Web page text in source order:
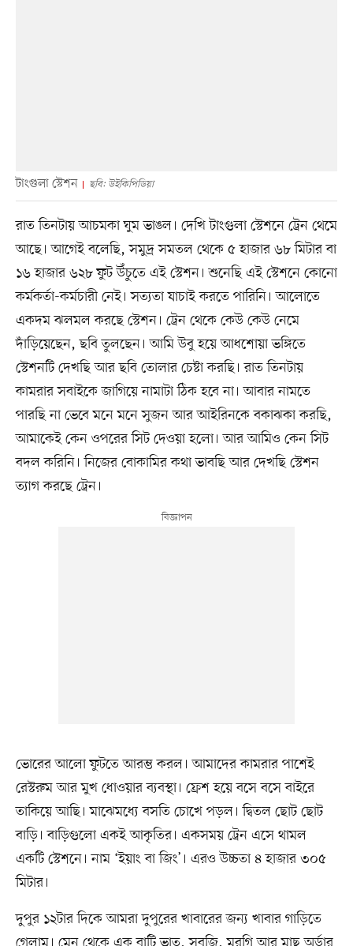
টাংগুলা স্টেশন ছবি: উইকিপিডিয়া
রাত তিনটায় আচমকা ঘুম ভাঙল। দেখি টাংগুলা স্টেশনে ট্রেন থেমে
আছে। আগেই বলেছি, সমুদ্র সমতল থেকে ৫ হাজার ৬৮ মিটার বা
১৬ হাজার ৬২৮ ফুট উঁচুতে এই স্টেশন। শুনেছি এই স্টেশনে কোনো
কর্মকর্তা-কর্মচারী নেই। সত্যতা যাচাই করতে পারিনি। আলোতে
একদম ঝলমল করছে স্টেশন। ট্রেন থেকে কেউ কেউ নেমে
দাঁড়িয়েছেন, ছবি তুলছেন। আমি উবু হয়ে আধশোয়া ভঙ্গিতে
স্টেশনটি দেখছি আর ছবি তোলার চেষ্টা করছি। রাত তিনটায়
কামরার সবাইকে জাগিয়ে নামাটা ঠিক হবে না। আবার নামতে
পারছি না ভেবে মনে মনে সুজন আর আইরিনকে বকাঝকা করছি,
আমাকেই কেন ওপরের সিট দেওয়া হলো। আর আমিও কেন সিট
বদল করিনি। নিজের বোকামির কথা ভাবছি আর দেখছি স্টেশন
ত্যাগ করছে ট্রেন।
ভোরের আলো ফুটতে আরম্ভ করল। আমাদের কামরার পাশেই
রেস্টরুম আর মুখ ধোওয়ার ব্যবস্থা। ফ্রেশ হয়ে বসে বসে বাইরে
তাকিয়ে আছি। মাঝেমধ্যে বসতি চোখে পড়ল। দ্বিতল ছোট ছোট
বাড়ি। বাড়িগুলো একই আকৃতির। একসময় ট্রেন এসে থামল
একটি স্টেশনে। নাম ‘ইয়াং বা জিং’। এরও উচ্চতা ৪ হাজার ৩০৫
মিটার।
দুপুর ১২টার দিকে আমরা দুপুরের খাবারের জন্য খাবার গাড়িতে